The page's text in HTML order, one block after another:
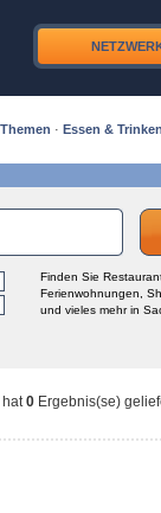
· Essen &
Finden Sie
Ferienwohnungen,
und vieles mehr in
hat0 Ergebnis(se)